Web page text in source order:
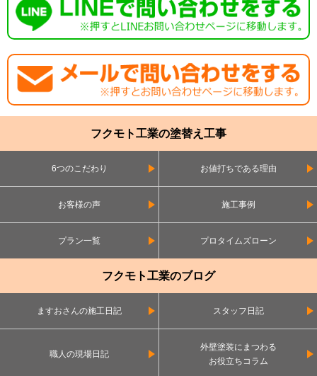
フクモト工業の塗替え工事
6つのこだわり お値打ちである理由
お客様の声 施工事例
プラン一覧 プロタイムズローン
フクモト工業のブログ
ますおさんの施工日記 スタッフ日記
職人の現場日記
外壁塗装にまつわる
お役立ちコラム